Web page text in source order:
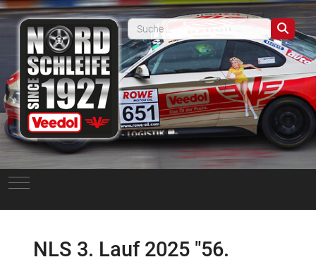
Mobile Menu Toggle
NLS 3. Lauf 2025 "56.